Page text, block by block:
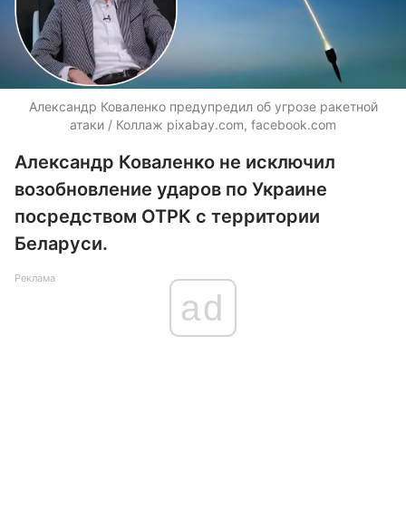
Александр Коваленко предупредил об угрозе ракетной
атаки / Коллаж pixabay.com, facebook.com
Александр Коваленко не исключил
возобновление ударов по Украине
посредством ОТРК с территории
Беларуси.
Реклама
ad